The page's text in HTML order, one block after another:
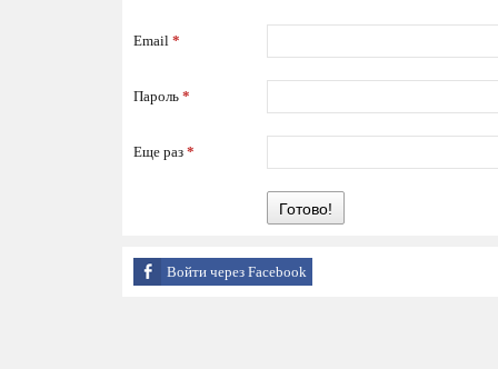
Email *
Пароль *
Еще раз *
Готово!
Войти через Facebook